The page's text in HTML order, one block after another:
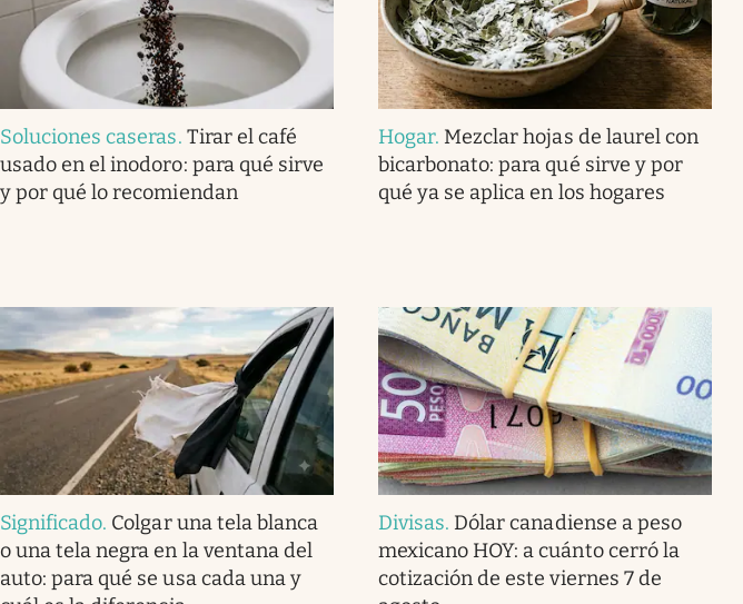
Soluciones caseras. Tirar el café
usado en el inodoro: para qué sirve
y por qué lo recomiendan
Hogar. Mezclar hojas de laurel con
bicarbonato: para qué sirve y por
qué ya se aplica en los hogares
Significado. Colgar una tela blanca
o una tela negra en la ventana del
auto: para qué se usa cada una y
Divisas. Dólar canadiense a peso
mexicano HOY: a cuánto cerró la
cotización de este viernes 7 de